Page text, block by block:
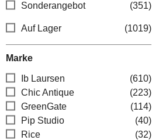
Sonderangebot (351)
Auf Lager (1019)
Marke
Ib Laursen
(610)
Chic Antique
(223)
GreenGate
(114)
Pip Studio
(40)
Rice
(32)